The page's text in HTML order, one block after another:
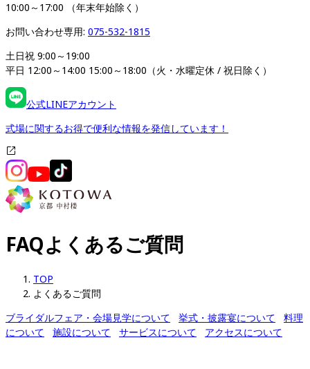
10:00～17:00 （年末年始除く）
お問い合わせ専用: 075-532-1815
土日祝 9:00～19:00
平日 12:00～14:00 15:00～18:00（火・水曜定休 / 祝日除く）
公式LINEアカウント
式場に関するお得で便利な情報を発信しています！
FAQよくあるご質問
TOP
よくあるご質問
ブライダルフェア・会場見学について
挙式・披露宴について
料理
について
施設について サービスについて アクセスについて